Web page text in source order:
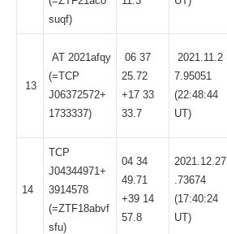
suqf)
13
AT 2021afqy
(=TCP
J06372572+
1733337)
06 37
25.72
+17 33
33.7
2021.11.2
7.95051
(22:48:44
UT)
14
TCP
J04344971+
3914578
(=ZTF18abvf
sfu)
04 34
49.71
+39 14
57.8
2021.12.27
.73674
(17:40:24
UT)